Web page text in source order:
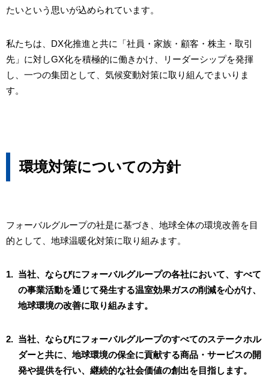
たいという思いが込められています。
私たちは、DX化推進と共に「社員・家族・顧客・株主・取引
先」に対しGX化を積極的に働きかけ、リーダーシップを発揮
し、一つの集団として、気候変動対策に取り組んでまいりま
す。
環境対策についての方針
フォーバルグループの社是に基づき、地球全体の環境改善を目
的として、地球温暖化対策に取り組みます。
1. 当社、ならびにフォーバルグループの各社において、すべて
の事業活動を通じて発生する温室効果ガスの削減を心がけ、
地球環境の改善に取り組みます。
2. 当社、ならびにフォーバルグループのすべてのステークホル
ダーと共に、地球環境の保全に貢献する商品・サービスの開
発や提供を行い、継続的な社会価値の創出を目指します。